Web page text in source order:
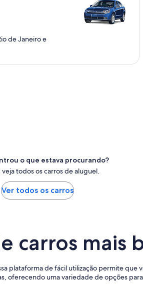
de Janeiro e
o que estava procurando?
todos os carros de aluguel.
Ver todos os carros
carros mais
plataforma de fácil utilização permite
oferecendo uma variedade de opções